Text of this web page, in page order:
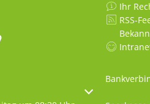
oder Schließzeiten
Ihr
RSS-